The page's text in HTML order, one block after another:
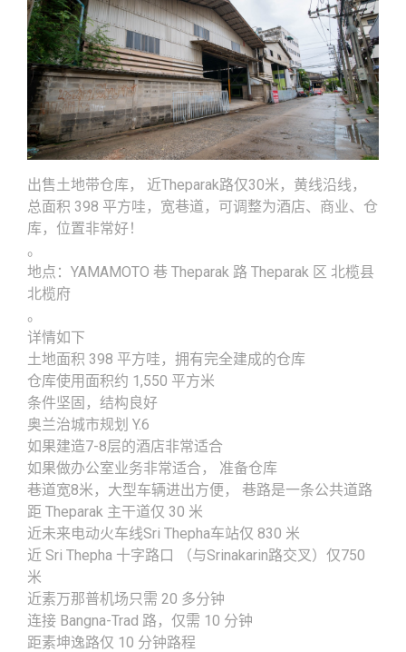
出售土地带仓库， 近Theparak路仅30米，黄线沿线，
总面积 398 平方哇，宽巷道，可调整为酒店、商业、仓
库，位置非常好！
。
地点：YAMAMOTO 巷 Theparak 路 Theparak 区 北榄县
北榄府
。
详情如下
土地面积 398 平方哇，拥有完全建成的仓库
仓库使用面积约 1,550 平方米
条件坚固，结构良好
奥兰治城市规划 Y.6
如果建造7-8层的酒店非常适合
如果做办公室业务非常适合， 准备仓库
巷道宽8米，大型车辆进出方便， 巷路是一条公共道路
距 Theparak 主干道仅 30 米
近未来电动火车线Sri Thepha车站仅 830 米
近 Sri Thepha 十字路口 （与Srinakarin路交叉）仅750
米
近素万那普机场只需 20 多分钟
连接 Bangna-Trad 路，仅需 10 分钟
距素坤逸路仅 10 分钟路程